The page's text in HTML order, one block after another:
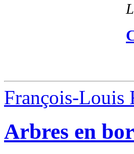
François-Louis
Arbres en